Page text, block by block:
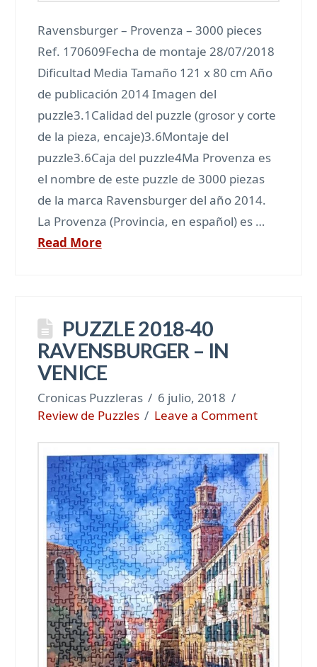
Ravensburger – Provenza – 3000 pieces
Ref. 170609Fecha de montaje 28/07/2018
Dificultad Media Tamaño 121 x 80 cm Año
de publicación 2014 Imagen del
puzzle3.1Calidad del puzzle (grosor y corte
de la pieza, encaje)3.6Montaje del
puzzle3.6Caja del puzzle4Ma Provenza es
el nombre de este puzzle de 3000 piezas
de la marca Ravensburger del año 2014.
La Provenza (Provincia, en español) es …
Read More
PUZZLE 2018-40
RAVENSBURGER – IN
VENICE
Cronicas Puzzleras
6 julio, 2018
Review de Puzzles
Leave a Comment